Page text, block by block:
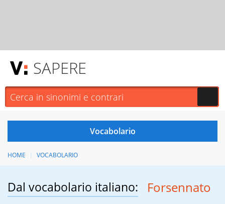
SAPERE
HOME VOCABOLARIO
Dal vocabolario italiano: Forsennato